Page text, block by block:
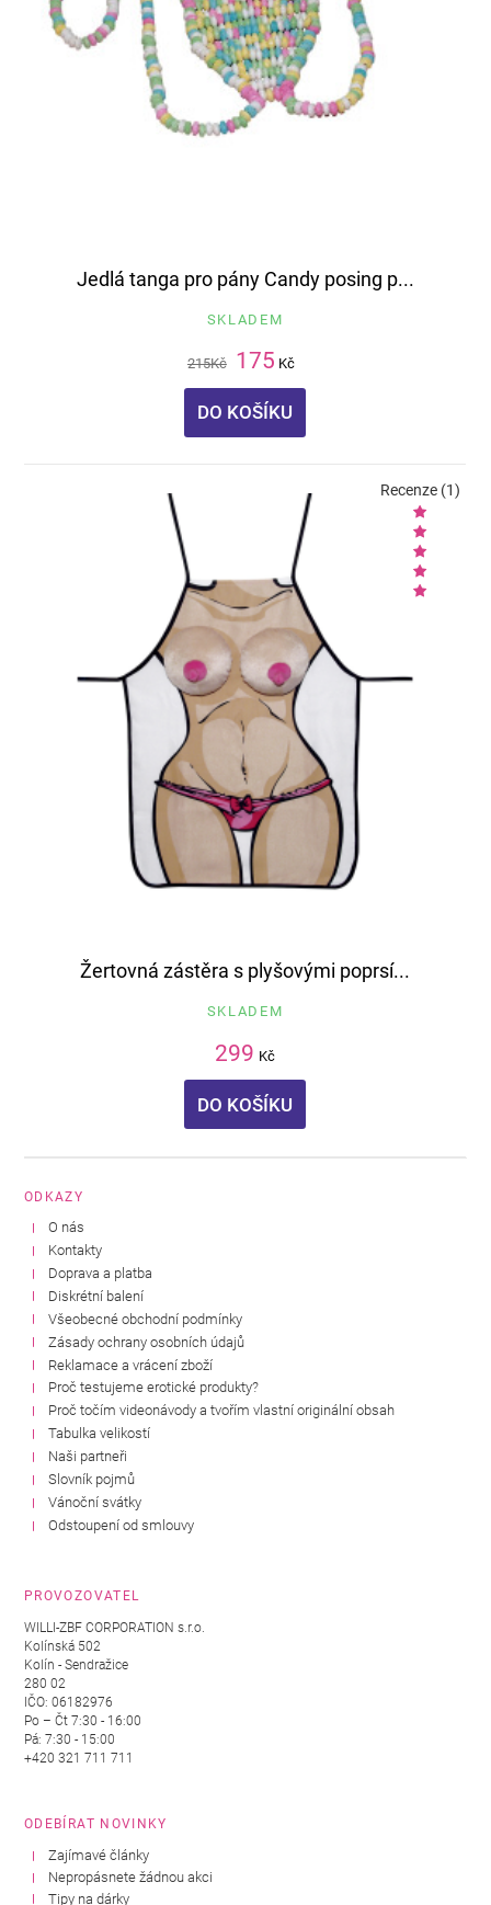
Jedlá tanga pro pány Candy posing p...
SKLADEM
215Kč 175 Kč
DO KOŠÍKU
Žertovná zástěra s plyšovými poprsí...
SKLADEM
299 Kč
DO KOŠÍKU
Recenze (1)
ODKAZY
O nás
Kontakty
Doprava a platba
Diskrétní balení
Všeobecné obchodní podmínky
Zásady ochrany osobních údajů
Reklamace a vrácení zboží
Proč testujeme erotické produkty?
Proč točím videonávody a tvořím vlastní originální obsah
Tabulka velikostí
Naši partneři
Slovník pojmů
Vánoční svátky
Odstoupení od smlouvy
PROVOZOVATEL
WILLI-ZBF CORPORATION s.r.o.
Kolínská 502
Kolín - Sendražice
280 02
IČO: 06182976
Po – Čt 7:30 - 16:00
Pá: 7:30 - 15:00
+420 321 711 711
ODEBÍRAT NOVINKY
Zajímavé články
Nepropásnete žádnou akci
Tipy na dárky